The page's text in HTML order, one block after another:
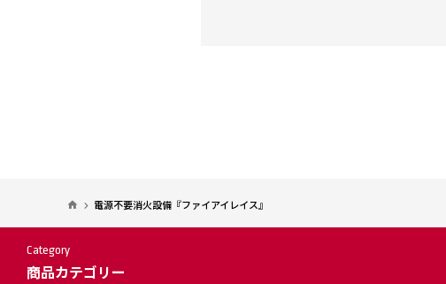
電源不要消火設備『ファイアイレイス』
Category
商品カテゴリー